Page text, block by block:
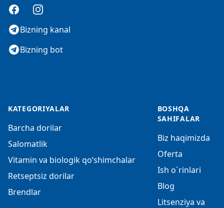
FacebookInstagram
Bizning kanal
Bizning bot
KATEGORIYALAR
Barcha dorilar
Salomatlik
Vitamin va biologik qo‘shimchalar
Retseptsiz dorilar
Brendlar
BOSHQA
SAHIFALAR
Biz haqimizda
Oferta
Ish o`rinlari
Blog
Litsenziya va